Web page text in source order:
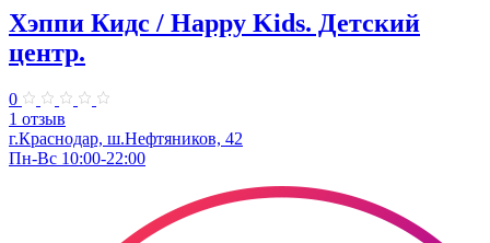
Хэппи Кидс / Happy Kids. ​Детский
центр.
0
1 отзыв
г.Краснодар, ш.Нефтяников, 42
Пн-Вс 10:00-22:00